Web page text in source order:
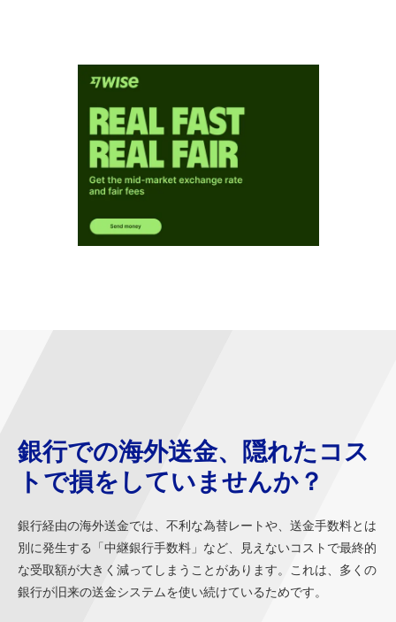
銀行での海外送金、隠れたコス
トで損をしていませんか？
銀行経由の海外送金では、不利な為替レートや、送金手数料とは
別に発生する「中継銀行手数料」など、見えないコストで最終的
な受取額が大きく減ってしまうことがあります。これは、多くの
銀行が旧来の送金システムを使い続けているためです。